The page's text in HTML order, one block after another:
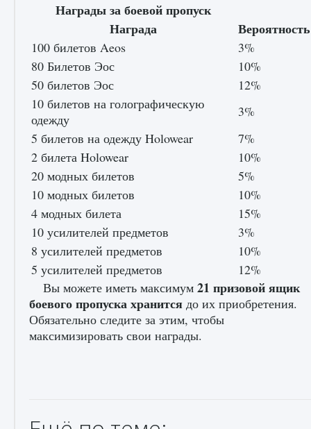
Награды за боевой пропуск
Награда
Вероятность
100 билетов Aeos
3%
80 Билетов Эос
10%
50 билетов Эос
12%
10 билетов на голографическую
одежду
3%
5 билетов на одежду Holowear
7%
2 билета Holowear
10%
20 модных билетов
5%
10 модных билетов
10%
4 модных билета
15%
10 усилителей предметов
3%
8 усилителей предметов
10%
5 усилителей предметов
12%
Вы можете иметь максимум 21 призовой ящик
боевого пропуска хранится до их приобретения.
Обязательно следите за этим, чтобы
максимизировать свои награды.